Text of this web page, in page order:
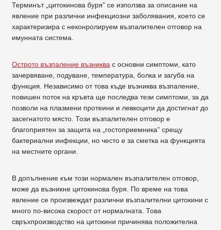
Терминът „цитокинова буря” се използва за описание на
явление при различни инфекциозни заболявания, което се
характеризира с неконролируем възпалителен отговор на
имунната система.
Острото възпаление възниква с основни симптоми, като
зачервяване, подуване, температура, болка и загуба на
функция. Независимо от това къде възниква възпаление,
повишен поток на кръвта ще последва тези симптоми, за да
позволи на плазмени протеини и левкоцити да достигнат до
засегнатото място. Този възпалителен отговор е
благоприятен за защита на „гостоприемника” срещу
бактериални инфекции, но често е за сметка на функцията
на местните органи.
В допълнение към този нормален възпалителен отговор,
може да възникне цитокинова буря. По време на това
явление се произвеждат различни възпалителни цитокини с
много по-висока скорост от нормалната. Това
свръхпроизводство на цитокини причинява положителна